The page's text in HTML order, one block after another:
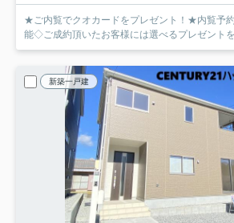
★ご内覧でクオカードをプレゼント！★内覧予
能◇ご成約頂いたお客様には選べるプレゼント
新築一戸建